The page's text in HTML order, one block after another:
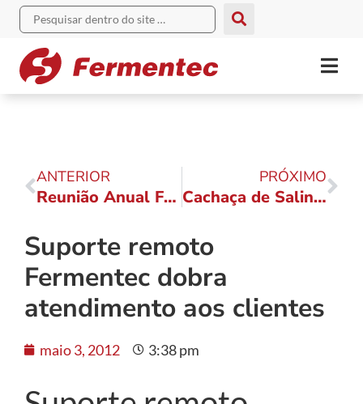
ANTERIOR
Reunião Anual Fermentec 2012: indústria e fermentação
PRÓXIMO
Cachaça de Salinas: leveduras personalizadas aumentam qualidade
Suporte remoto
Fermentec dobra
atendimento aos clientes
maio 3, 2012 3:38 pm